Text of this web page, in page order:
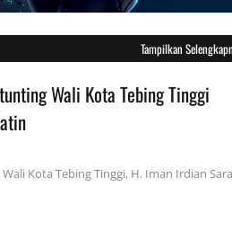
Tampilkan
Wali Kota Tebing Tinggi
Kota Tebing Tinggi, H. Iman Irdian